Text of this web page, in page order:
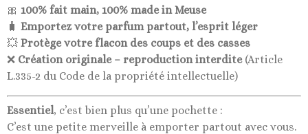
🎀 100% fait main, 100% made in Meuse
🧳 Emportez votre parfum partout, l’esprit léger
💥 Protège votre flacon des coups et des casses
❌ Création originale – reproduction interdite(Article
L.335-2 du Code de la propriété intellectuelle)
Essentiel, c’est bien plus qu’une pochette :
C’est une petite merveille à emporter partout avec vous.